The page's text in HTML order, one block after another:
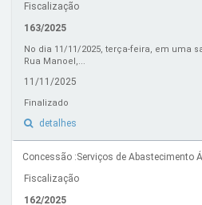
Fiscalização
163/2025
No dia 11/11/2025, terça-feira, em uma
Rua Manoel,...
11/11/2025
Finalizado
detalhes
Concessão :Serviços de Abastecimento
Fiscalização
162/2025